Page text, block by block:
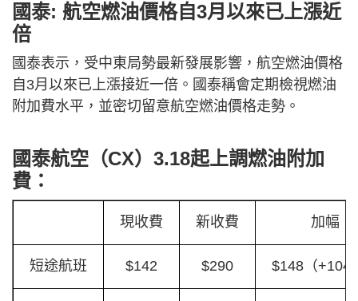
國泰: 航空燃油價格自3月以來已上漲近
倍
國泰表示，受中東局勢最新發展影響，航空燃油價格
自3月以來已上漲接近一倍。國泰稱會定期檢視燃油
附加費水平，並密切留意航空燃油價格走勢。
國泰航空（CX）3.18起上調燃油附加
費：
現收費 新收費 加幅
短途航班 $142 $290 $148（